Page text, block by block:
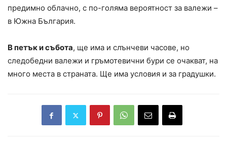
предимно облачно, с по-голяма вероятност за валежи –
в Южна България.
В петък и събота, ще има и слънчеви часове, но
следобедни валежи и гръмотевични бури се очакват, на
много места в страната. Ще има условия и за градушки.